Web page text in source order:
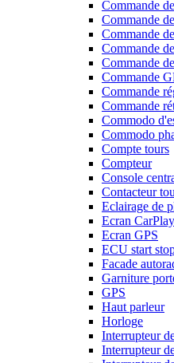
Commande
Commande
Commande
Commande
Commande
Commande
Commande
Commande
Commodo
Commodo
Compte tours
Compteur
Console
Contacteur
Eclairage de
Ecran CarPlay
Ecran GPS
ECU start
Facade
Garniture
GPS
Haut parleur
Horloge
Interrupteur
Interrupteur